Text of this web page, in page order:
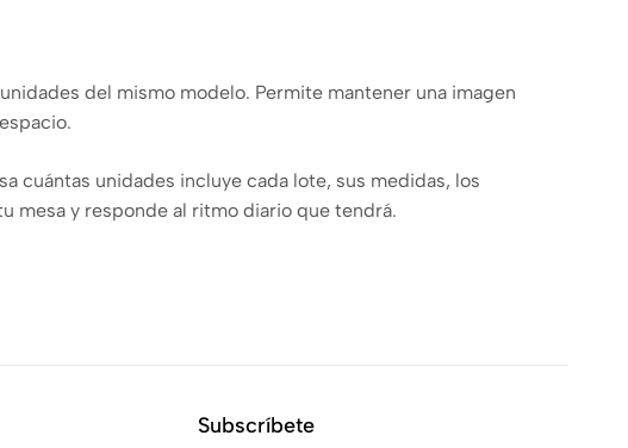
del mismo modelo. Permite mantener una imagen
cuántas unidades incluye cada lote, sus medidas, los
mesa y responde al ritmo diario que tendrá.
Subscríbete